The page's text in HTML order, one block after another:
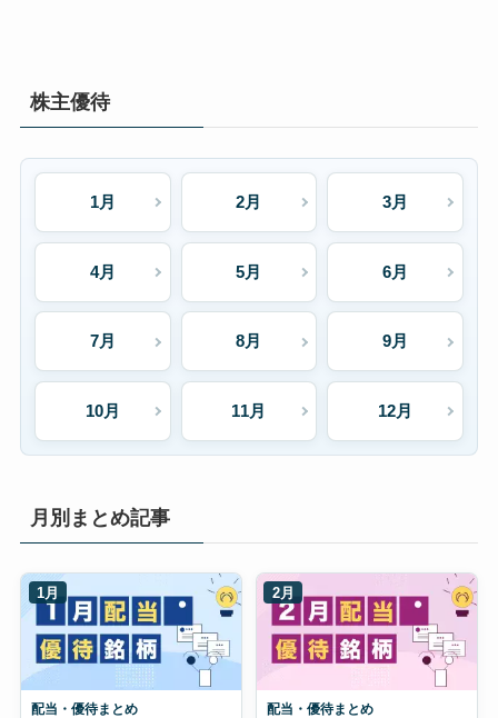
株主優待
1月 2月 3月
4月 5月 6月
7月 8月 9月
10月 11月 12月
月別まとめ記事
1月
配当・優待まとめ
2月
配当・優待まとめ